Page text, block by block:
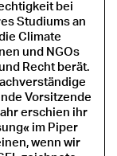
bei
Studiums an
Climate
und NGOs
Recht berät.
Vorsitzende
erschien ihr
im Piper
wenn wir